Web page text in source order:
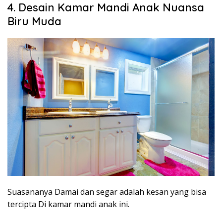
4. Desain Kamar Mandi Anak Nuansa
Biru Muda
Suasananya Damai dan segar adalah kesan yang bisa
tercipta Di kamar mandi anak ini.